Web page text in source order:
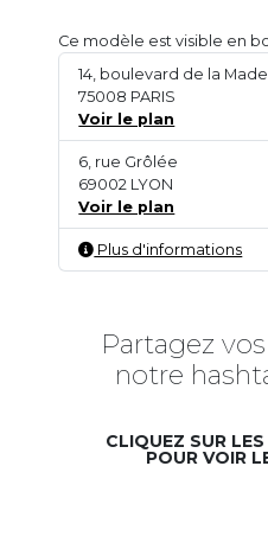
Ce modèle est visible en
14, boulevard de la
75008 PARIS
Voir le plan
6, rue Grôlée
69002 LYON
Voir le plan
Plus d'informations
Partagez
notre
CLIQUEZ SUR
POUR VOIR